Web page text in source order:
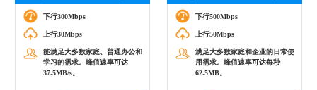
下行300Mbps
上行30Mbps
能满足大多数家庭、普通办公和
学习的需求。峰值速率可达
37.5MB/s。
下行500Mbps
上行50Mbps
满足大多数家庭和企业的日常使
用需求。峰值速率可达每秒
62.5MB。